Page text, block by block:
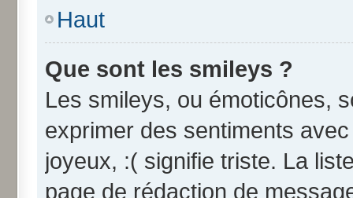
Haut
Que sont les smileys ?
Les smileys, ou émoticônes,
exprimer des sentiments
joyeux, :( signifie triste. La
page de rédaction de